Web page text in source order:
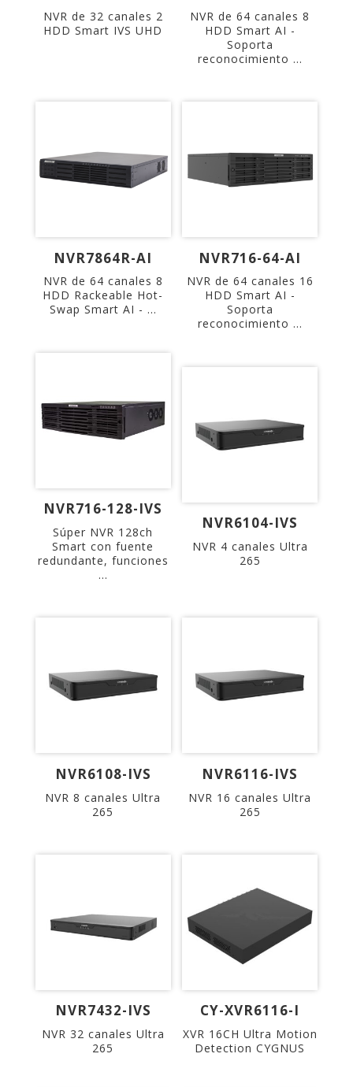
NVR de 32 canales 2
HDD Smart IVS UHD
NVR de 64 canales 8
HDD Smart AI -
Soporta
reconocimiento ...
NVR7864R-AI
NVR de 64 canales 8
HDD Rackeable Hot-
Swap Smart AI - ...
NVR716-64-AI
NVR de 64 canales 16
HDD Smart AI -
Soporta
reconocimiento ...
NVR716-128-IVS
Súper NVR 128ch
Smart con fuente
redundante, funciones
...
NVR6104-IVS
NVR 4 canales Ultra
265
NVR6108-IVS
NVR 8 canales Ultra
265
NVR6116-IVS
NVR 16 canales Ultra
265
NVR7432-IVS
NVR 32 canales Ultra
265
CY-XVR6116-I
XVR 16CH Ultra Motion
Detection CYGNUS